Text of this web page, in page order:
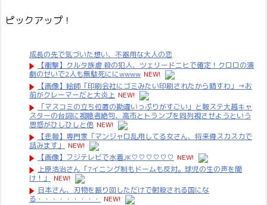
ピックアップ！
成長の先で気づいた想い、不器用な大人の恋
【衝撃】クルタ族虐 殺の犯人、ツェリードニヒで確定！クロロの演
劇のせいで2人も無駄死ににwwww NEW!
【画像】絵師「印刷会社にゴミみたい印刷されたから晒すわ」→お
前がクレーマーだと大炎上 NEW!
「マスコミの立ち位置の勘違いっぷりがすごい」と報ステ大越キャ
スターの台詞に視聴者絶句、高市とトランプを同列視させようという
思惑がひしひしと他 NEW!
【悲報】専門家「マンジャロ乱用してる女さん、将来骨スカスカで
詰みます」
NEW!
【画像】フジテレビで水着JK♡♡♡♡♡♡ NEW!
上原浩治さん「7イニング制もドームも反対。球児の生の声を聞
け！」
NEW!
日本さん、刃物を振り回しただけで射殺される国にな
る・・・・・・・・・
NEW!